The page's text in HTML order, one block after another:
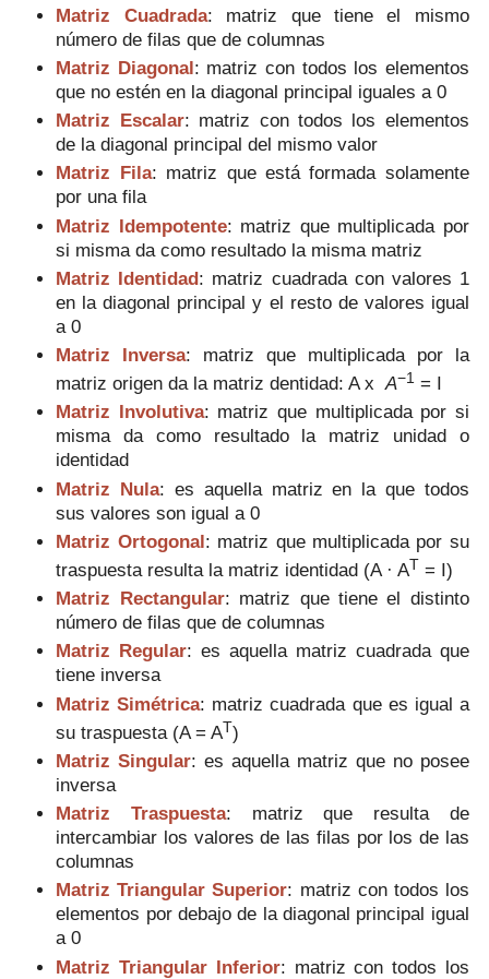
Matriz Cuadrada: matriz que tiene el mismo
número de filas que de columnas
Matriz Diagonal: matriz con todos los elementos
que no estén en la diagonal principal iguales a 0
Matriz Escalar: matriz con todos los elementos
de la diagonal principal del mismo valor
Matriz Fila: matriz que está formada solamente
por una fila
Matriz Idempotente: matriz que multiplicada por
si misma da como resultado la misma matriz
Matriz Identidad: matriz cuadrada con valores 1
en la diagonal principal y el resto de valores igual
a 0
Matriz Inversa: matriz que multiplicada por la
matriz origen da la matriz dentidad: A xA−1 = I
Matriz Involutiva: matriz que multiplicada por si
misma da como resultado la matriz unidad o
identidad
Matriz Nula: es aquella matriz en la que todos
sus valores son igual a 0
Matriz Ortogonal: matriz que multiplicada por su
traspuesta resulta la matriz identidad (A · AT = I)
Matriz Rectangular: matriz que tiene el distinto
número de filas que de columnas
Matriz Regular: es aquella matriz cuadrada que
tiene inversa
Matriz Simétrica: matriz cuadrada que es igual a
su traspuesta (A = AT)
Matriz Singular: es aquella matriz que no posee
inversa
Matriz Traspuesta: matriz que resulta de
intercambiar los valores de las filas por los de las
columnas
Matriz Triangular Superior: matriz con todos los
elementos por debajo de la diagonal principal igual
a 0
Matriz Triangular Inferior: matriz con todos los